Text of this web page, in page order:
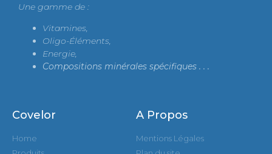
Une gamme de :
Vitamines,
Oligo-Éléments,
Energie,
Compositions minérales spécifiques . . .
Covelor
Home
A Propos
Mentions Légales